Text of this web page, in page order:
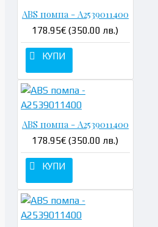
ABS помпа - A2539011400
178.95€ (350.00 лв.)
КУПИ
ABS помпа - A2539011400
178.95€ (350.00 лв.)
КУПИ